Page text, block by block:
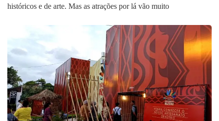
históricos e de arte. Mas as atrações por lá vão muito